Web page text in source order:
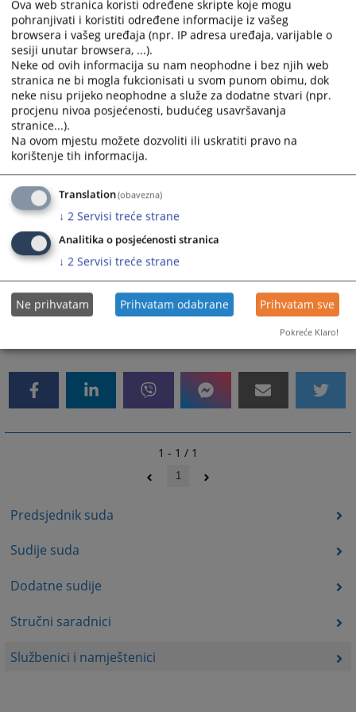
Predsjednik suda
Sudije suda
Dodatne sudije
Stručni saradnici
Službenici i namještenici
3. Mirjana Karačić,
4. Magdalena Zovko,
5. Katarina Jelić,
6. Karla Lončar
- SUDSKA UPRAVA:
1. Sandro Čerkez,
2. Marija Bošnjak
- STRUČNI SURADNIK ZA ANALITIČKE POSLOVE
1. Slaven Crnjac,
2. Marija Lasić Ćuk
- RAČUNOVODSTVO SUDA:
1. Marita Pavković
- VOZAČ - KURIR
1. Mate Ćeškić
- ČISTAČICA:
1. Marija Mandić
1 - 1 / 1
1
Ova web stranica koristi određene skripte koje mogu
pohranjivati i koristiti određene informacije iz vašeg
browsera i vašeg uređaja (npr. IP adresa uređaja, varijable o
sesiji unutar browsera, ...).
Neke od ovih informacija su nam neophodne i bez njih web
stranica ne bi mogla fukcionisati u svom punom obimu, dok
neke nisu prijeko neophodne a služe za dodatne stvari (npr.
procjenu nivoa posjećenosti, budućeg usavršavanja
stranice...).
Na ovom mjestu možete dozvoliti ili uskratiti pravo na
korištenje tih informacija.
Translation(obavezna)
↓ 2 Servisi treće strane
Analitika o posjećenosti stranica
↓ 2 Servisi treće strane
Ne prihvatam Prihvatam odabrane Prihvatam sve
Pokreće Klaro!